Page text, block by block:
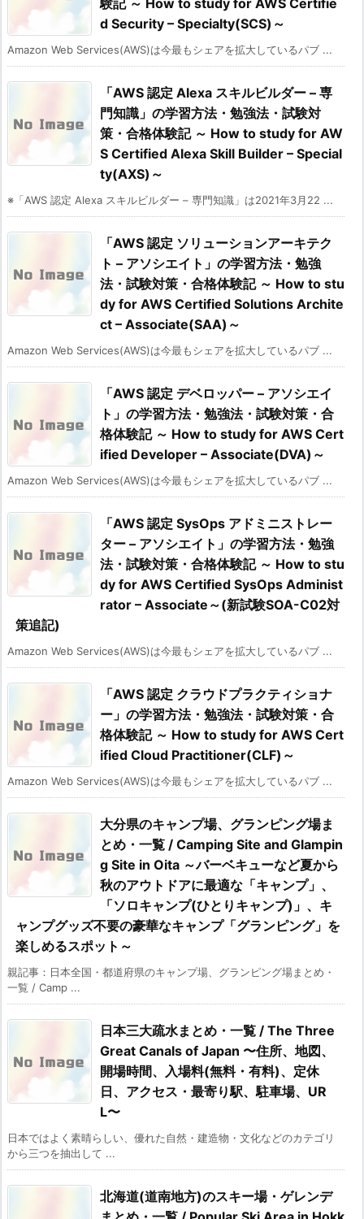
験記 ～ How to study for AWS Certifie
d Security – Specialty(SCS)～
Amazon Web Services(AWS)は今最もシェアを拡大しているパブ ...
「AWS 認定 Alexa スキルビルダー – 専
門知識」の学習方法・勉強法・試験対
策・合格体験記 ～ How to study for AW
S Certified Alexa Skill Builder – Special
ty(AXS)～
※「AWS 認定 Alexa スキルビルダー – 専門知識」は2021年3月22 ...
「AWS 認定 ソリューションアーキテク
ト – アソシエイト」の学習方法・勉強
法・試験対策・合格体験記 ～ How to stu
dy for AWS Certified Solutions Archite
ct – Associate(SAA)～
Amazon Web Services(AWS)は今最もシェアを拡大しているパブ ...
「AWS 認定 デベロッパー – アソシエイ
ト」の学習方法・勉強法・試験対策・合
格体験記 ～ How to study for AWS Cert
ified Developer – Associate(DVA)～
Amazon Web Services(AWS)は今最もシェアを拡大しているパブ ...
「AWS 認定 SysOps アドミニストレー
ター – アソシエイト」の学習方法・勉強
法・試験対策・合格体験記 ～ How to stu
dy for AWS Certified SysOps Administ
rator – Associate～(新試験SOA-C02対
策追記)
Amazon Web Services(AWS)は今最もシェアを拡大しているパブ ...
「AWS 認定 クラウドプラクティショナ
ー」の学習方法・勉強法・試験対策・合
格体験記 ～ How to study for AWS Cert
ified Cloud Practitioner(CLF)～
Amazon Web Services(AWS)は今最もシェアを拡大しているパブ ...
大分県のキャンプ場、グランピング場ま
とめ・一覧 / Camping Site and Glampin
g Site in Oita ～バーベキューなど夏から
秋のアウトドアに最適な「キャンプ」、
「ソロキャンプ(ひとりキャンプ)」、キ
ャンプグッズ不要の豪華なキャンプ「グランピング」を
楽しめるスポット～
親記事：日本全国・都道府県のキャンプ場、グランピング場まとめ・
一覧 / Camp ...
日本三大疏水まとめ・一覧 / The Three
Great Canals of Japan 〜住所、地図、
開場時間、入場料(無料・有料)、定休
日、アクセス・最寄り駅、駐車場、UR
L〜
日本ではよく素晴らしい、優れた自然・建造物・文化などのカテゴリ
から三つを抽出して ...
北海道(道南地方)のスキー場・ゲレンデ